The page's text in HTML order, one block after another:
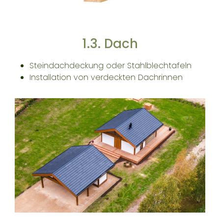
1.3. Dach
Steindachdeckung oder Stahlblechtafeln
Installation von verdeckten Dachrinnen